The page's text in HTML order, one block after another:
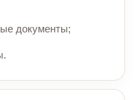
документы;